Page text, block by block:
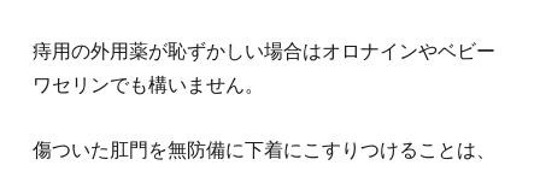
痔用の外用薬が恥ずかしい場合はオロナインやベビー
ワセリンでも構いません。
傷ついた肛門を無防備に下着にこすりつけることは、